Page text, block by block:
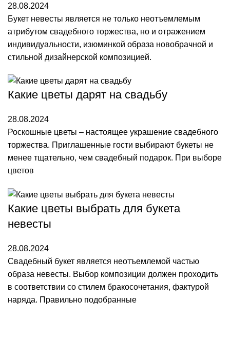
28.08.2024
Букет невесты является не только неотъемлемым
атрибутом свадебного торжества, но и отражением
индивидуальности, изюминкой образа новобрачной и
стильной дизайнерской композицией.
Какие цветы дарят на свадьбу
28.08.2024
Роскошные цветы – настоящее украшение свадебного
торжества. Приглашенные гости выбирают букеты не
менее тщательно, чем свадебный подарок. При выборе
цветов
Какие цветы выбрать для букета
невесты
28.08.2024
Свадебный букет является неотъемлемой частью
образа невесты. Выбор композиции должен проходить
в соответствии со стилем бракосочетания, фактурой
наряда. Правильно подобранные